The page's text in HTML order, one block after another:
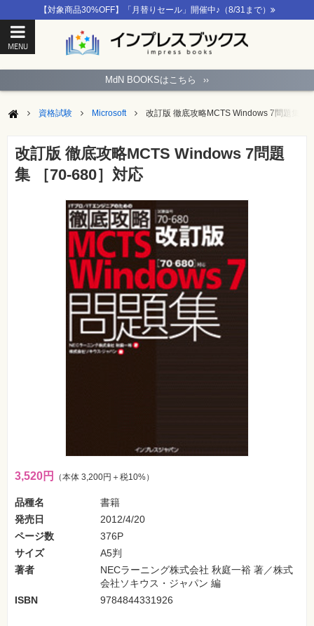
【対象商品30%OFF】「月替りセール」開催中♪（8/31まで）
MENU
ペ
ジ
ソ
コ
ン
ソ
ジ
ネ
ス・
読
み
物
カ
ラ・
写
MdN BOOKSはこちら ››
資格試験 Microsoft 改訂版 徹底攻略MCTS Windows 7問題集 ［
改訂版 徹底攻略MCTS Windows 7問題
集 ［70-680］対応
3,520円 （本体 3,200円＋税10%）
品種名
書籍
発売日
2012/4/20
ページ数
376P
サイズ
A5判
著者
NECラーニング株式会社 秋庭一裕 著／株式
会社ソキウス・ジャパン 編
ISBN
9784844331926